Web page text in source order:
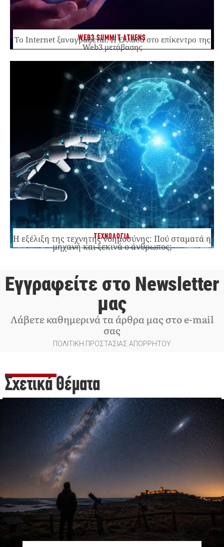
WEB3 SUMMIT ATHENS
Το Internet ξαναγράφεται. Η Ελλάδα στο επίκεντρο της
Web3 μετάβασης
ΤΕΧΝΟΛΟΓΙΑ
Η εξέλιξη της τεχνητής νοημοσύνης: Πού σταματά η
μηχανή και ξεκινά ο άνθρωπος;
Εγγραφείτε στο Newsletter
μας
Λάβετε καθημερινά τα άρθρα μας στο e-mail
σας
ΠΟΛΙΤΙΚΗ ΠΡΟΣΤΑΣΙΑΣ ΑΠΟΡΡΗΤΟΥ
Σχετικά Θέματα